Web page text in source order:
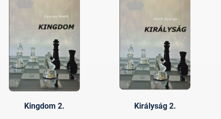
Kingdom 2. Királyság 2.